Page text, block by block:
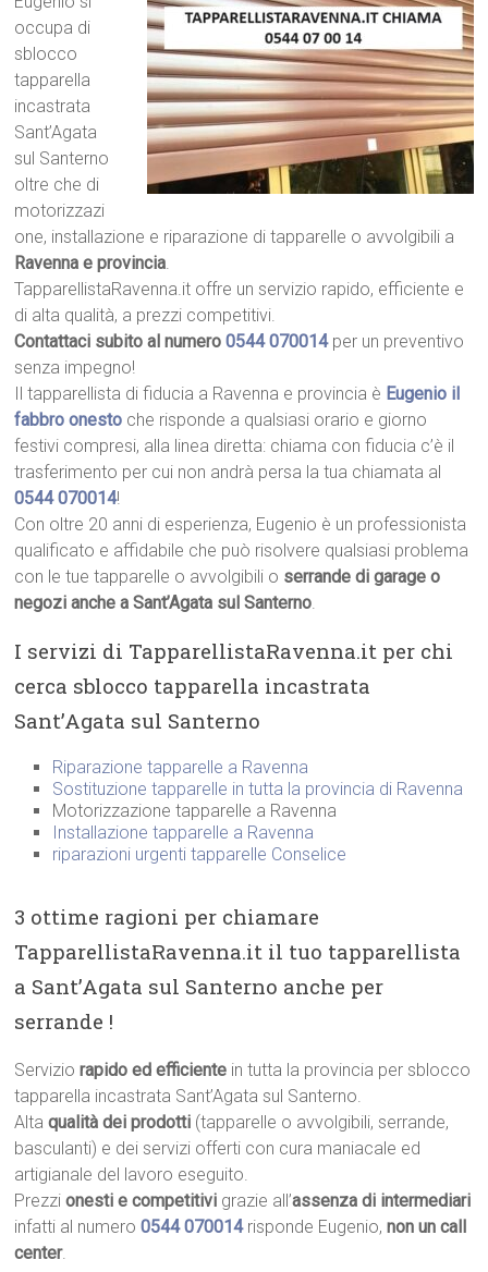
occupa di
sblocco
tapparella
incastrata
Sant’Agata
sul Santerno
oltre che di
motorizzazi
one, installazione e riparazione di tapparelle o avvolgibili a
Ravenna e provincia.
TapparellistaRavenna.it offre un servizio rapido, efficiente e
di alta qualità, a prezzi competitivi.
Contattaci subito al numero0544 070014per un preventivo
senza impegno!
Il tapparellista di fiducia a Ravenna e provincia è Eugenio il
fabbro onesto che risponde a qualsiasi orario e giorno
festivi compresi, alla linea diretta: chiama con fiducia c’è il
trasferimento per cui non andrà persa la tua chiamata al
0544 070014!
Con oltre 20 anni di esperienza, Eugenio è un professionista
qualificato e affidabile che può risolvere qualsiasi problema
con le tue tapparelle o avvolgibili o serrande di garage o
negozi anche a Sant’Agata sul Santerno.
I servizi di TapparellistaRavenna.it per chi
cerca sblocco tapparella incastrata
Sant’Agata sul Santerno
Riparazione tapparelle a Ravenna
Sostituzione tapparelle in tutta la provincia di Ravenna
Motorizzazione tapparelle a Ravenna
Installazione tapparelle a Ravenna
riparazioni urgenti tapparelle Conselice
3 ottime ragioni per chiamare
TapparellistaRavenna.it il tuo tapparellista
a Sant’Agata sul Santerno anche per
serrande !
Serviziorapido ed efficiente in tutta la provincia per sblocco
tapparella incastrata Sant’Agata sul Santerno.
Altaqualità dei prodotti (tapparelle o avvolgibili, serrande,
basculanti) e dei servizi offerti con cura maniacale ed
artigianale del lavoro eseguito.
Prezzionesti e competitivi grazie all’assenza di intermediari
infatti al numero0544 070014 risponde Eugenio,non un call
center.